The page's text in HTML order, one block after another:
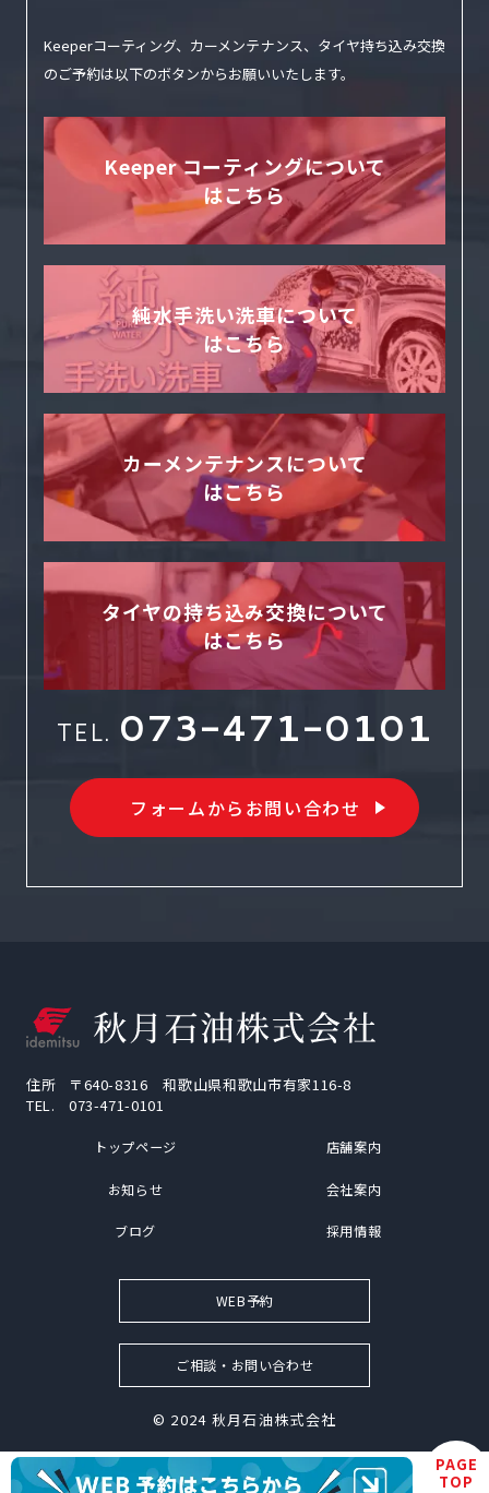
Keeperコーティング、カーメンテナンス、タイヤ持ち込み交換
のご予約は以下のボタンからお願いいたします。
Keeper コーティングについて
はこちら
純水手洗い洗車について
はこちら
カーメンテナンスについて
はこちら
タイヤの持ち込み交換について
はこちら
TEL. 073-471-0101
フォームからお問い合わせ
住所
〒640-8316 和歌山県和歌山市有家116-8
TEL.
073-471-0101
トップページ 店舗案内
お知らせ 会社案内
ブログ 採用情報
WEB予約
ご相談・お問い合わせ
© 2024 秋月石油株式会社
PAGE
TOP